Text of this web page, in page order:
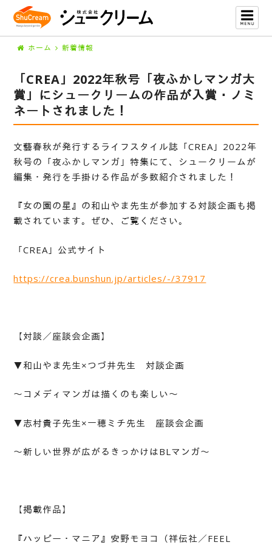
ホーム 新着情報
「CREA」2022年秋号「夜ふかしマンガ大
賞」にシュークリームの作品が入賞・ノミ
ネートされました！
文藝春秋が発行するライフスタイル誌「CREA」2022年
秋号の「夜ふかしマンガ」特集にて、シュークリームが
編集・発行を手掛ける作品が多数紹介されました！
『女の園の星』の和山やま先生が参加する対談企画も掲
載されています。ぜひ、ご覧ください。
「CREA」公式サイト
https://crea.bunshun.jp/articles/-/37917
【対談／座談会企画】
▼和山やま先生×つづ井先生 対談企画
～コメディマンガは描くのも楽しい～
▼志村貴子先生×一穂ミチ先生 座談会企画
～新しい世界が広がるきっかけはBLマンガ～
【掲載作品】
『ハッピー・マニア』安野モヨコ（祥伝社／FEEL